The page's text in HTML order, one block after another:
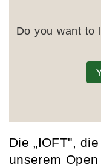
Do you want to
Die „IOFT",
unserem